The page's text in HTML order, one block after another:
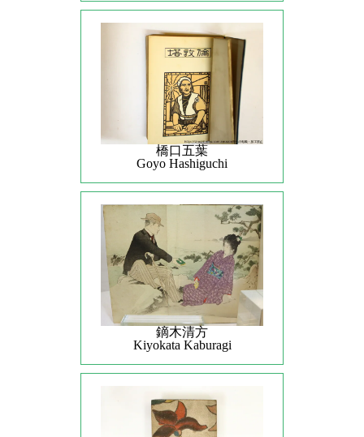
橋口五葉
Goyo Hashiguchi
鏑木清方
Kiyokata Kaburagi